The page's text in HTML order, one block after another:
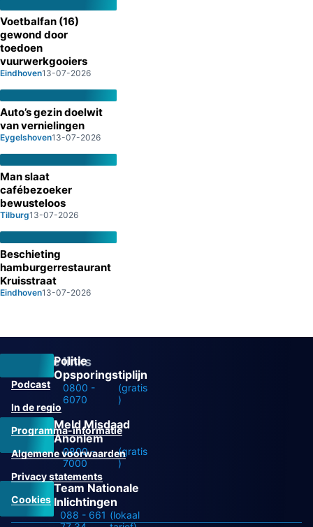
Voetbalfan (16)
gewond door
toedoen
vuurwerkgooiers
Eindhoven13-07-2026
Auto’s gezin doelwit
van vernielingen
Eygelshoven13-07-2026
Man slaat
cafébezoeker
bewusteloos
Tilburg13-07-2026
Beschieting
hamburgerrestaurant
Kruisstraat
Eindhoven13-07-2026
Politie
Opsporingstiplijn
0800 -
6070
(gratis
)
Meld Misdaad
Anoniem
0800 -
7000
(gratis
)
Team Nationale
Inlichtingen
088 - 661 (lokaal
Overige links
Podcast
In de regio
Programma-informatie
Algemene voorwaarden
Privacy statements
Cookies